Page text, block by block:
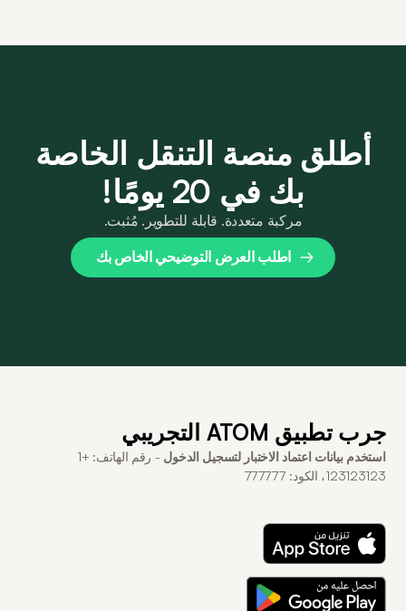
أطلق منصة التنقل الخاصة
بك في 20 يومًا!
مركبة متعددة. قابلة للتطوير. مُثبت.
اطلب العرض التوضيحي الخاص بك
جرب تطبيق ATOM التجريبي
استخدم بيانات اعتماد الاختبار لتسجيل الدخول
- رقم الهاتف: +1
123123123، الكود: 777777